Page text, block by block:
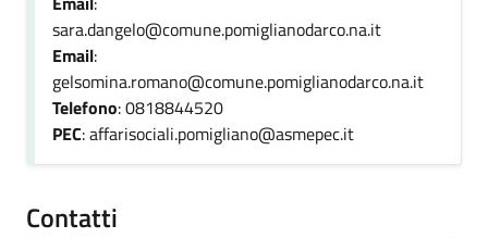
sara.dangelo@comune.pomiglianodarco.na.it
Email:
gelsomina.romano@comune.pomiglianodarco.na.it
Telefono: 0818844520
PEC: affarisociali.pomigliano@asmepec.it
Contatti